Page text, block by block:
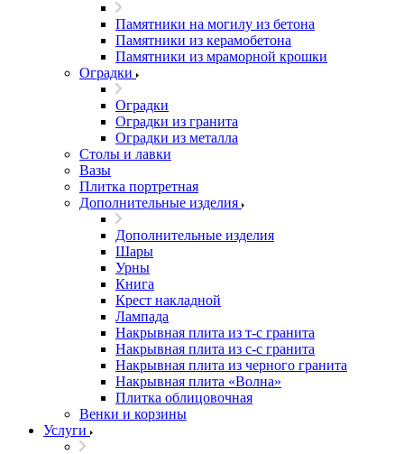
Памятники на могилу из бетона
Памятники из керамобетона
Памятники из мраморной крошки
Оградки
Оградки
Оградки из гранита
Оградки из металла
Столы и лавки
Вазы
Плитка портретная
Дополнительные изделия
Дополнительные изделия
Шары
Урны
Книга
Крест накладной
Лампада
Накрывная плита из т-с гранита
Накрывная плита из с-с гранита
Накрывная плита из черного гранита
Накрывная плита «Волна»
Плитка облицовочная
Венки и корзины
Услуги